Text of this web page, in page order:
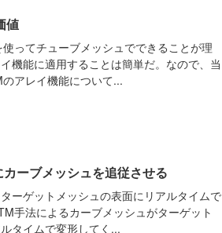
値
ってチューブメッシュでできることが理
機能に適用することは簡単だ。なので、当
アレイ機能について...
ーブメッシュを追従させる
ーゲットメッシュの表面にリアルタイムで
手法によるカーブメッシュがターゲット
タイムで変形してく...